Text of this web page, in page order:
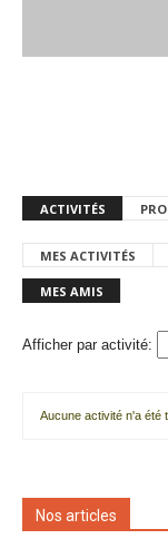
ACTIVITÉS
MES ACTIVITÉS
MES AMIS
Afficher par activité:
Aucune activité n'a été
Nos articles